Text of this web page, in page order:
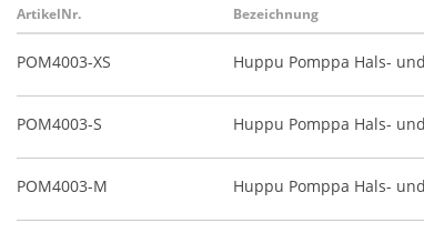
ArtikelNr. Bezeichnung
POM4003-XS Huppu Pomppa Hals-
POM4003-S Huppu Pomppa Hals-
POM4003-M Huppu Pomppa Hals-